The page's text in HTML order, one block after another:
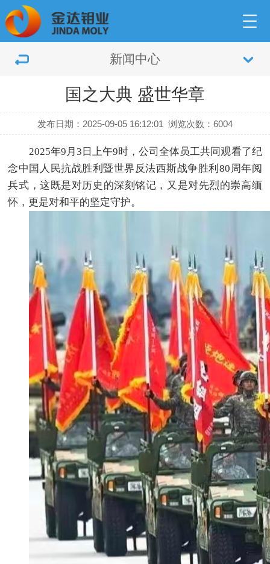
新闻中心
国之大典 盛世华章
发布日期：2025-09-05 16:12:01 浏览次数：6004
2025年9月3日上午9时，公司全体员工共同观看了纪
念中国人民抗战胜利暨世界反法西斯战争胜利80周年阅
兵式，这既是对历史的深刻铭记，又是对先烈的崇高缅
怀，更是对和平的坚定守护。